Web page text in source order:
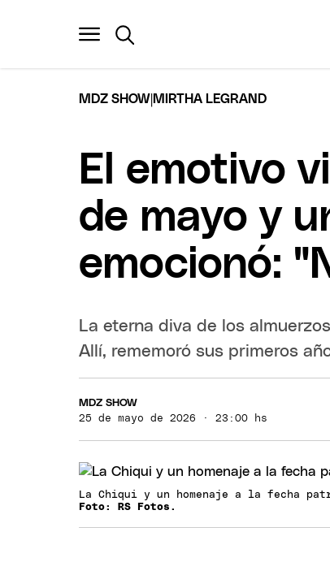
MDZ SHOW MIRTHA LEGRAND
El emotivo
de mayo y
emocionó:
La eterna diva de los
Allí, rememoró sus primeros
MDZ SHOW
25 de mayo de 2026 · 23:00 hs
La Chiqui y un homenaje a la fecha
Foto: RS Fotos.